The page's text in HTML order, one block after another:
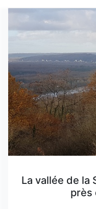
La vallée de la
près